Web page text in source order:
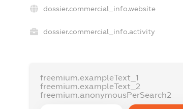
dossier.commercial_info.website
dossier.commercial_info.activity
freemium.exampleText_1
freemium.exampleText_2
freemium.anonymousPerSearch2